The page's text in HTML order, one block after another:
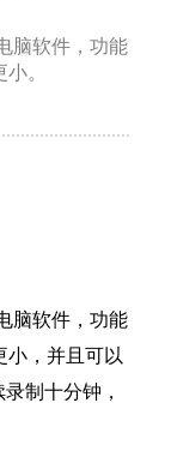
脑软件，功能
。
脑软件，功能
小，并且可以
制十分钟，